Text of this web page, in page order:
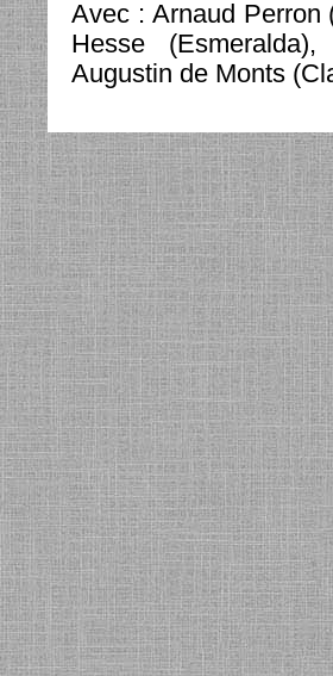
Avec : Arnaud Perron
Hesse
Augustin de Monts